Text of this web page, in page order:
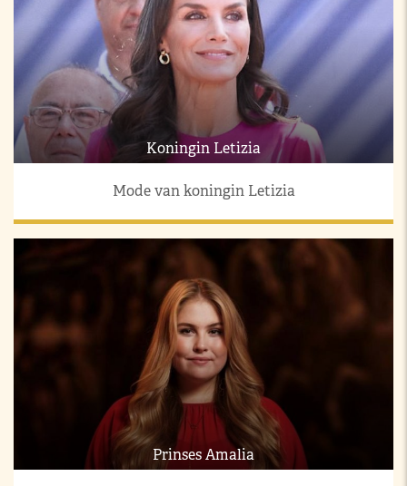
Koningin Letizia
Mode van koningin Letizia
Prinses Amalia